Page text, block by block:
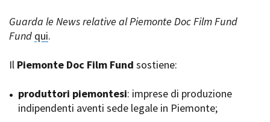
Spazi nella sede FCTP
Sala Casting
Sala Paolo Tenna
Piemonte Film Tv Fund
Piemonte Film Tv
Development Fund
Festival de Cannes
Locarno Film Festival
Cinematografica Venezia
Toronto International Film
Guarda le News relative al Piemonte Doc Film Fund
Fund qui.
Il Piemonte Doc Film Fund sostiene:
produttori piemontesi: imprese di produzione
indipendenti aventi sede legale in Piemonte;